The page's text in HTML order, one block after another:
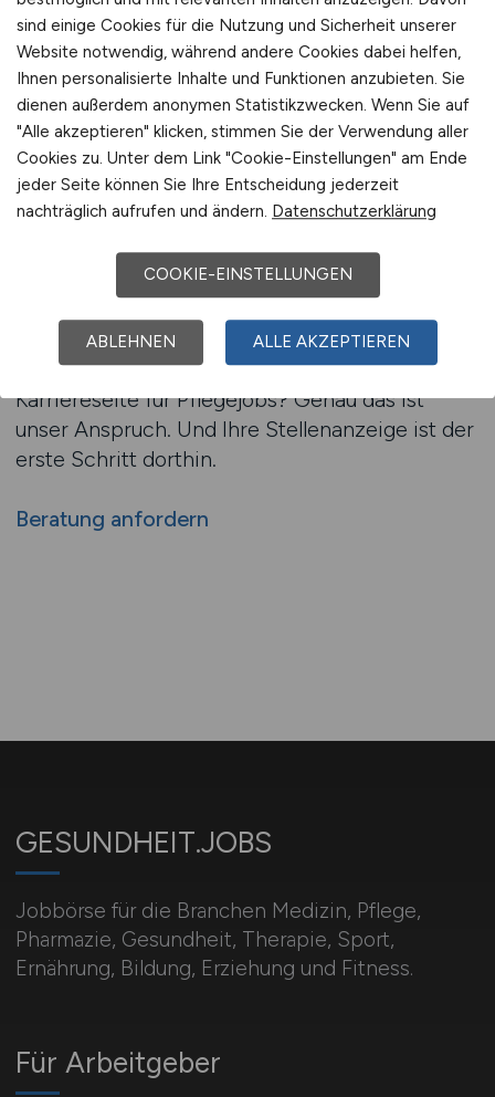
bei der Ausschreibung.
Das größte Jobportal für
Pflegejobs – Ihre
Personalstrategie beginnt hier
GESUNDHEIT.JOBS ist mehr als eine Plattform
– es ist ein strategischer Partner für alle, die
Pflegepersonal suchen. Ob Klinikverbund,
Anzeigen erscheinen dort, wo qualifizierte
Pflegekräfte wirklich hinschauen. Beste
Karriereseite für Pflegejobs? Genau das ist
unser Anspruch. Und Ihre Stellenanzeige ist der
erste Schritt dorthin.
Beratung anfordern
GESUNDHEIT.JOBS
Jobbörse für die Branchen Medizin, Pflege,
Pharmazie, Gesundheit, Therapie, Sport,
Ernährung, Bildung, Erziehung und Fitness.
Für Arbeitgeber
sind einige Cookies für die Nutzung und Sicherheit unserer
Website notwendig, während andere Cookies dabei helfen,
Ihnen personalisierte Inhalte und Funktionen anzubieten. Sie
dienen außerdem anonymen Statistikzwecken. Wenn Sie auf
"Alle akzeptieren" klicken, stimmen Sie der Verwendung aller
Cookies zu. Unter dem Link "Cookie-Einstellungen" am Ende
jeder Seite können Sie Ihre Entscheidung jederzeit
nachträglich aufrufen und ändern. Datenschutzerklärung
COOKIE-EINSTELLUNGEN
ABLEHNEN ALLE AKZEPTIEREN